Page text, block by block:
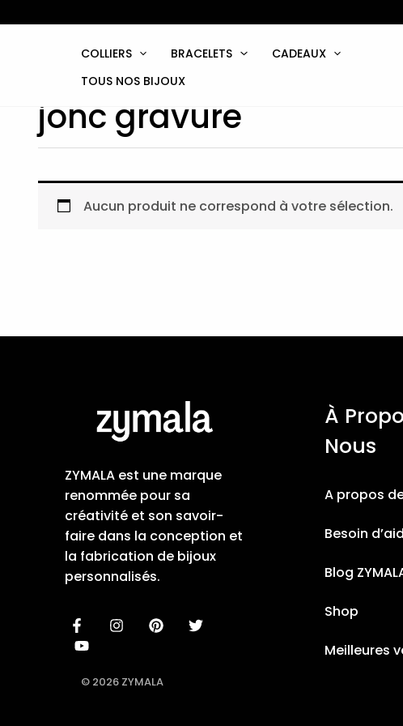
au
COLLIERS BRACELETS
CADEAUX
TOUS NOS BIJOUX
jonc gravure
Aucun produit ne correspond à votre sélection.
ZYMALA est une marque
renommée pour sa
créativité et son savoir-
faire dans la conception et
la fabrication de bijoux
personnalisés.
© 2026 ZYMALA
À
Nous
A propos
Besoin
Blog
Shop
Meilleures